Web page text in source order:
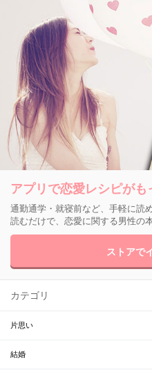
アプリで恋愛レシピがも
通勤通学・就寝前など、手軽に読
読むだけで、恋愛に関する男性の
ストアで
カテゴリ
片思い
結婚